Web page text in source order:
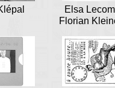
Elsa
Florian